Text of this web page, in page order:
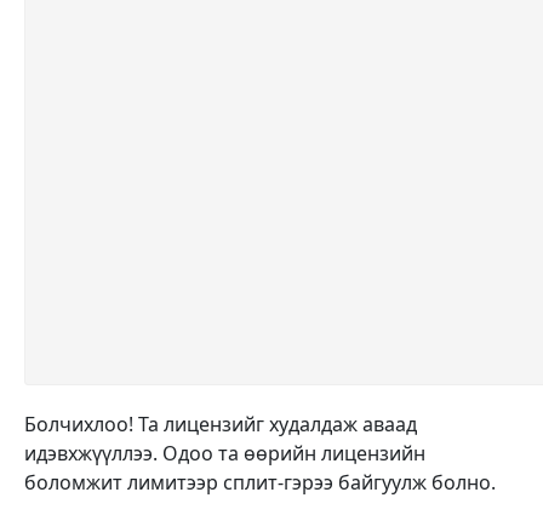
Болчихлоо! Та лицензийг худалдаж аваад
идэвхжүүллээ. Одоо та өөрийн лицензийн
боломжит лимитээр сплит-гэрээ байгуулж болно.